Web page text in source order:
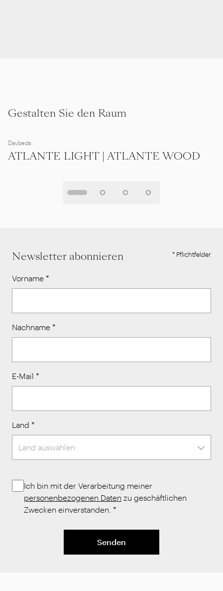
Gestalten Sie den Raum
Daybeds
ATLANTE LIGHT | ATLANTE WOOD
Newsletter abonnieren * Pflichtfelder
Vorname *
Nachname *
E-Mail *
Land *
Ich bin mit der Verarbeitung meiner
personenbezogenen Daten zu geschäftlichen
Zwecken einverstanden. *
Senden